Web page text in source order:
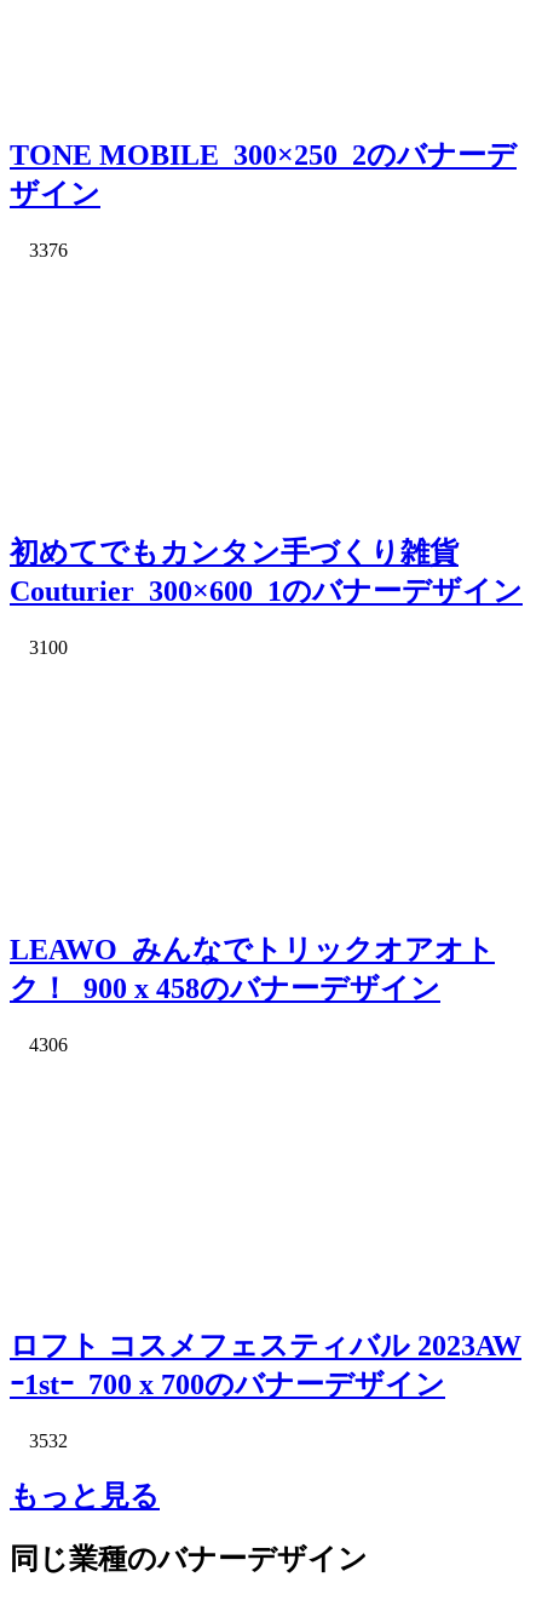
TONE MOBILE_300×250_2のバナーデ
ザイン
3376
初めてでもカンタン手づくり雑貨
Couturier_300×600_1のバナーデザイン
3100
LEAWO_みんなでトリックオアオト
ク！_900 x 458のバナーデザイン
4306
ロフト コスメフェスティバル 2023AW
ｰ1stｰ_700 x 700のバナーデザイン
3532
もっと見る
同じ業種のバナーデザイン